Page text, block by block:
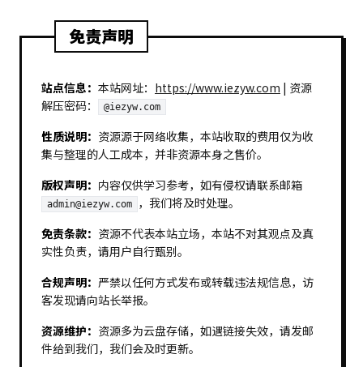
免责声明
站点信息： 本站网址： https://www.iezyw.com | 资源
解压密码：
@iezyw.com
性质说明： 资源源于网络收集，本站收取的费用仅为收
集与整理的人工成本，并非资源本身之售价。
版权声明： 内容仅供学习参考，如有侵权请联系邮箱
admin@iezyw.com
，我们将及时处理。
免责条款： 资源不代表本站立场，本站不对其观点及真
实性负责，请用户自行甄别。
合规声明： 严禁以任何方式发布或转载违法规信息，访
客发现请向站长举报。
资源维护： 资源多为云盘存储，如遇链接失效，请发邮
件给到我们，我们会及时更新。